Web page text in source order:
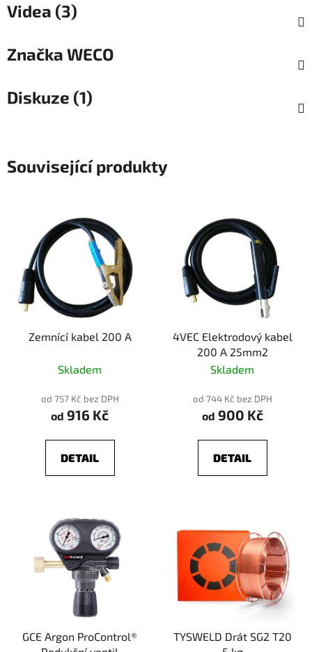
Videa (3)
Značka WECO
Diskuze (1)
Související produkty
Zemnící kabel 200 A
Skladem
od 757 Kč bez DPH
od 916 Kč
DETAIL
4VEC Elektrodový kabel
200 A 25mm2
Skladem
od 744 Kč bez DPH
od 900 Kč
DETAIL
GCE Argon ProControl®
TYSWELD Drát SG2 T20